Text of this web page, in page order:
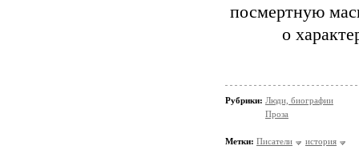
посмертную
о
Рубрики: Люди, биографии
Проза
Метки: Писатели история